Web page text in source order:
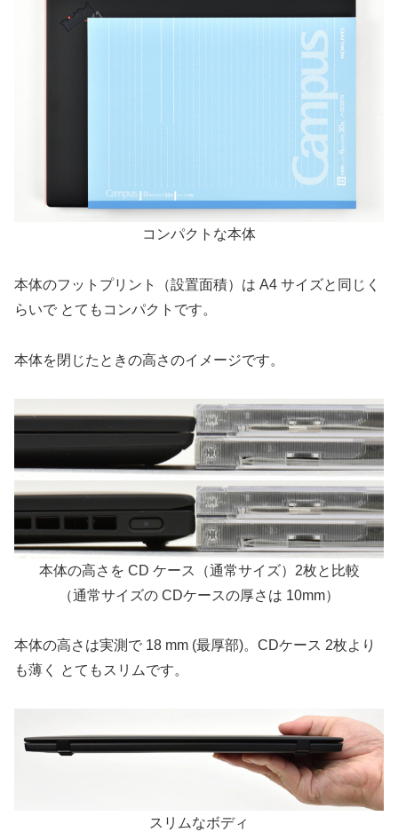
コンパクトな本体
本体のフットプリント（設置面積）は A4 サイズと同じく
らいで とてもコンパクトです。
本体を閉じたときの高さのイメージです。
本体の高さを CD ケース（通常サイズ）2枚と比較
（通常サイズの CDケースの厚さは 10mm）
本体の高さは実測で 18 mm (最厚部)。CDケース 2枚より
も薄く とてもスリムです。
スリムなボディ